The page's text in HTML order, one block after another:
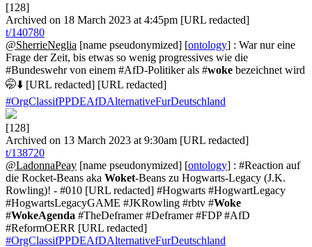
[128]
Archived on 18 March 2023 at 4:45pm [URL redacted]
t/140780
@SherrieNeglia [name pseudonymized] [ontology] : War nur eine
Frage der Zeit, bis etwas so wenig progressives wie die
#Bundeswehr von einem #AfD-Politiker als #woke bezeichnet wird
🤭⬇️ [URL redacted] [URL redacted]
#OrgClassifPPDEAfDAlternativeFurDeutschland
[128]
Archived on 13 March 2023 at 9:30am [URL redacted]
t/138720
@LadonnaPeay [name pseudonymized] [ontology] : #Reaction auf
die Rocket-Beans aka Woket-Beans zu Hogwarts-Legacy (J.K.
Rowling)! - #010 [URL redacted] #Hogwarts #HogwartLegacy
#HogwartsLegacyGAME #JKRowling #rbtv #Woke
#WokeAgenda #TheDeframer #Deframer #FDP #AfD
#ReformOERR [URL redacted]
#OrgClassifPPDEAfDAlternativeFurDeutschland